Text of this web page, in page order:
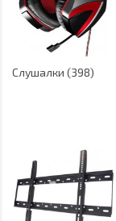
Слушалки (398)